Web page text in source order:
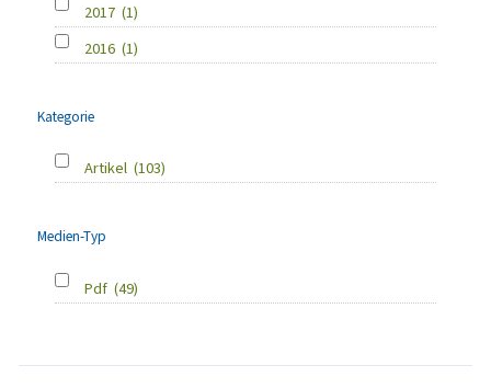
2017 (1)
2016 (1)
Kategorie
Artikel (103)
Medien-Typ
Pdf (49)